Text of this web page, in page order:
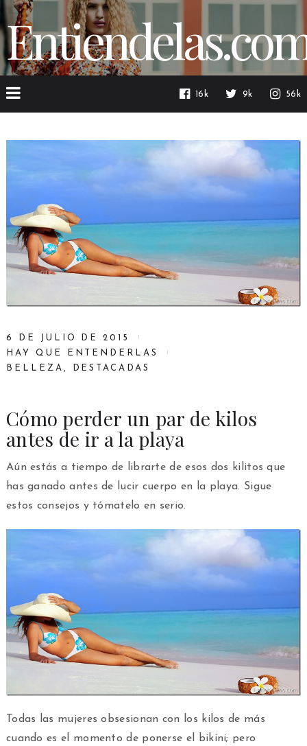
16k 9k 56k
6 DE JULIO DE 2015
HAY QUE ENTENDERLAS
BELLEZA , DESTACADAS
Cómo perder un par de kilos
antes de ir a la playa
Aún estás a tiempo de librarte de esos dos kilitos que
has ganado antes de lucir cuerpo en la playa. Sigue
estos consejos y tómatelo en serio.
Todas las mujeres obsesionan con los kilos de más
cuando es el momento de ponerse el bikini; pero